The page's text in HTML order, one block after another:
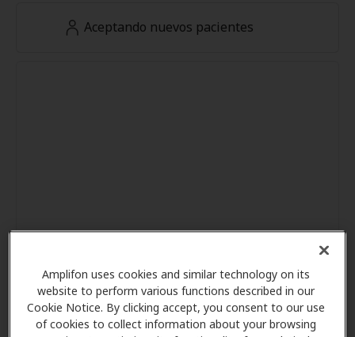
Amplifon uses cookies and similar technology on its
website to perform various functions described in our
Cookie Notice. By clicking accept, you consent to our use
of cookies to collect information about your browsing
Aceptando nuevos pacientes